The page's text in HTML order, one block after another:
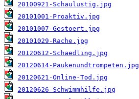
20100921-Schaulustig.jpg
20101001-Proaktiv.jpg
20101007-Gestoert.jpg
20101029-Rache.jpg
20120612-Schaedling.jpg
20120614-Paukenundtrompeten.jpg
20120621-Online-Tod.jpg
20120626-Schwimmhilfe.jpg